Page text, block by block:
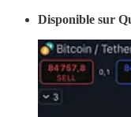
Disponible sur